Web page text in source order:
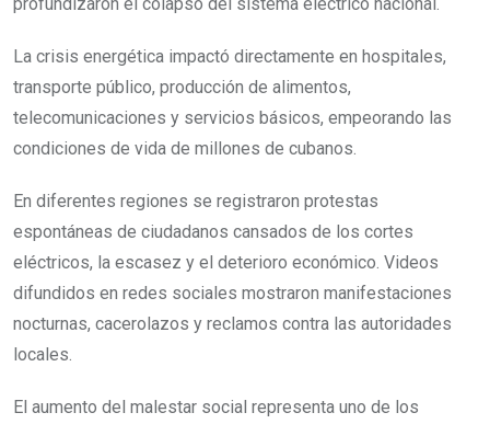
La crisis energética impactó directamente en hospitales,
transporte público, producción de alimentos,
telecomunicaciones y servicios básicos, empeorando las
condiciones de vida de millones de cubanos.
En diferentes regiones se registraron protestas
espontáneas de ciudadanos cansados de los cortes
eléctricos, la escasez y el deterioro económico. Videos
difundidos en redes sociales mostraron manifestaciones
nocturnas, cacerolazos y reclamos contra las autoridades
locales.
El aumento del malestar social representa uno de los